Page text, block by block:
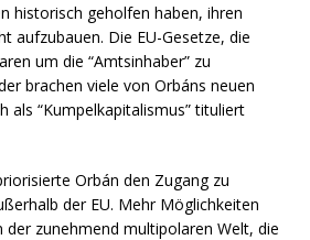
historisch geholfen haben, ihren
aufzubauen. Die EU-Gesetze, die
um die “Amtsinhaber” zu
brachen viele von Orbáns neuen
als “Kumpelkapitalismus” tituliert
Orbán den Zugang zu
der EU. Mehr Möglichkeiten
zunehmend multipolaren Welt, die